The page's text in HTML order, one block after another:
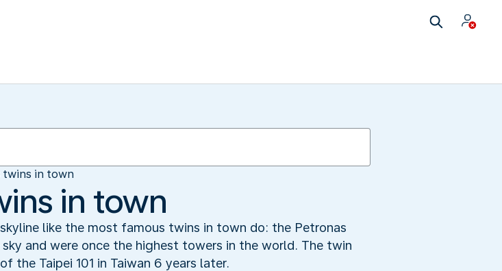
twins in town
in town
like the most famous twins in town do: the Petronas
and were once the highest towers in the world. The twin
the Taipei 101 in Taiwan 6 years later.